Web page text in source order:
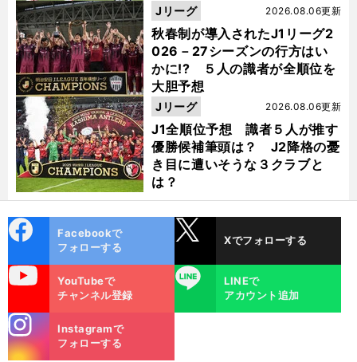
秋春制が導入されたJ1リーグ2
026－27シーズンの行方はい
かに!? ５人の識者が全順位を
大胆予想
2026.08.06更新
Jリーグ
J1全順位予想 識者５人が推す
優勝候補筆頭は？ J2降格の憂
き目に遭いそうな３クラブと
は？
2026.08.06更新
Jリーグ
ok
Facebookで
フォローする
Xでフォローする
YouTubeで
チャンネル登録
LINE
LINEで
アカウント追加
m
Instagramで
フォローする